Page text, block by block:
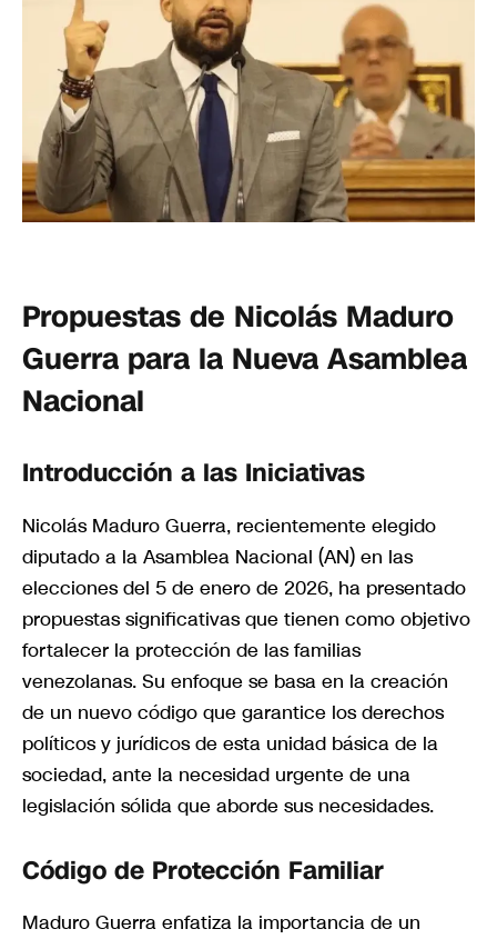
Propuestas de Nicolás Maduro
Guerra para la Nueva Asamblea
Nacional
Introducción a las Iniciativas
Nicolás Maduro Guerra, recientemente elegido
diputado a la Asamblea Nacional (AN) en las
elecciones del 5 de enero de 2026, ha presentado
propuestas significativas que tienen como objetivo
fortalecer la protección de las familias
venezolanas. Su enfoque se basa en la creación
de un nuevo código que garantice los derechos
políticos y jurídicos de esta unidad básica de la
sociedad, ante la necesidad urgente de una
legislación sólida que aborde sus necesidades.
Código de Protección Familiar
Maduro Guerra enfatiza la importancia de un